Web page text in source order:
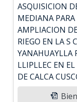
ASQUISICION
MEDIANA
AMPLIACION
RIEGO EN LA S
YANAHUAYLLA
LLIPLLEC EN
DE CALCA
Bien